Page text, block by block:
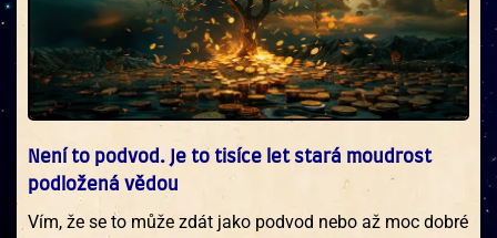
Není to podvod. Je to tisíce let stará moudrost
podložená vědou
Vím, že se to může zdát jako podvod nebo až moc dobré